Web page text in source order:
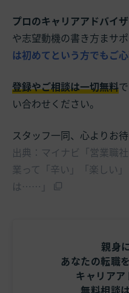
プロのキャリアアドバイ
や志望動機の書き方まサ
は初めてという方でもご
登録やご相談は一切無料
い合わせください。
スタッフ一同、心よりお待
出典：マイナビ「営業職
業って「辛い」「楽しい
は……」
親身
あなたの転職
キャリア
無料相談